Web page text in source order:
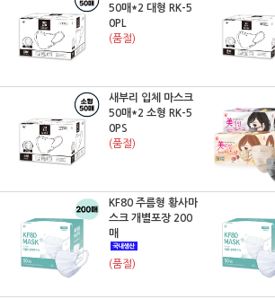
50매*2 대형 RK-5
0PL
(품절)
새부리 입체 마스크
50매*2 소형 RK-5
0PS
(품절)
KF80 주름형 황사마
스크 개별포장 200
매
(품절)